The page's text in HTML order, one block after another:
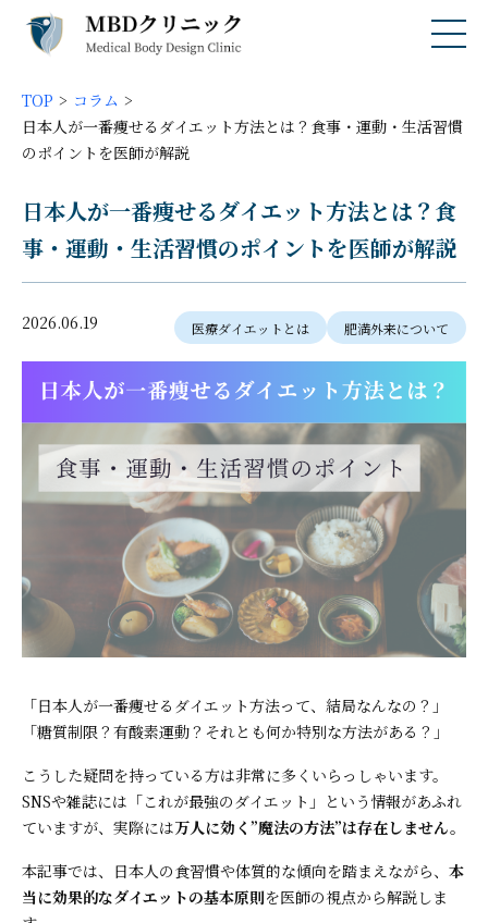
TOP
コラム
日本人が一番痩せるダイエット方法とは？食事・運動・生活習慣
のポイントを医師が解説
日本人が一番痩せるダイエット方法とは？食
事・運動・生活習慣のポイントを医師が解説
2026.06.19 医療ダイエットとは 肥満外来について
「日本人が一番痩せるダイエット方法って、結局なんなの？」
「糖質制限？有酸素運動？それとも何か特別な方法がある？」
こうした疑問を持っている方は非常に多くいらっしゃいます。
SNSや雑誌には「これが最強のダイエット」という情報があふれ
ていますが、実際には万人に効く”魔法の方法”は存在しません。
本記事では、日本人の食習慣や体質的な傾向を踏まえながら、 本
当に効果的なダイエットの基本原則を医師の視点から解説しま